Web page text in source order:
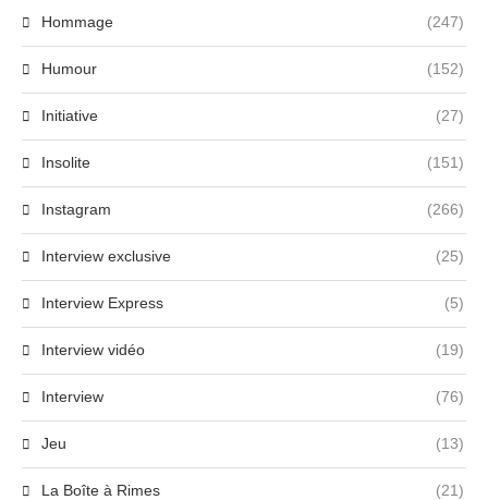
Hommage (247)
Humour (152)
Initiative (27)
Insolite (151)
Instagram (266)
Interview exclusive (25)
Interview Express (5)
Interview vidéo (19)
Interview (76)
Jeu (13)
La Boîte à Rimes (21)